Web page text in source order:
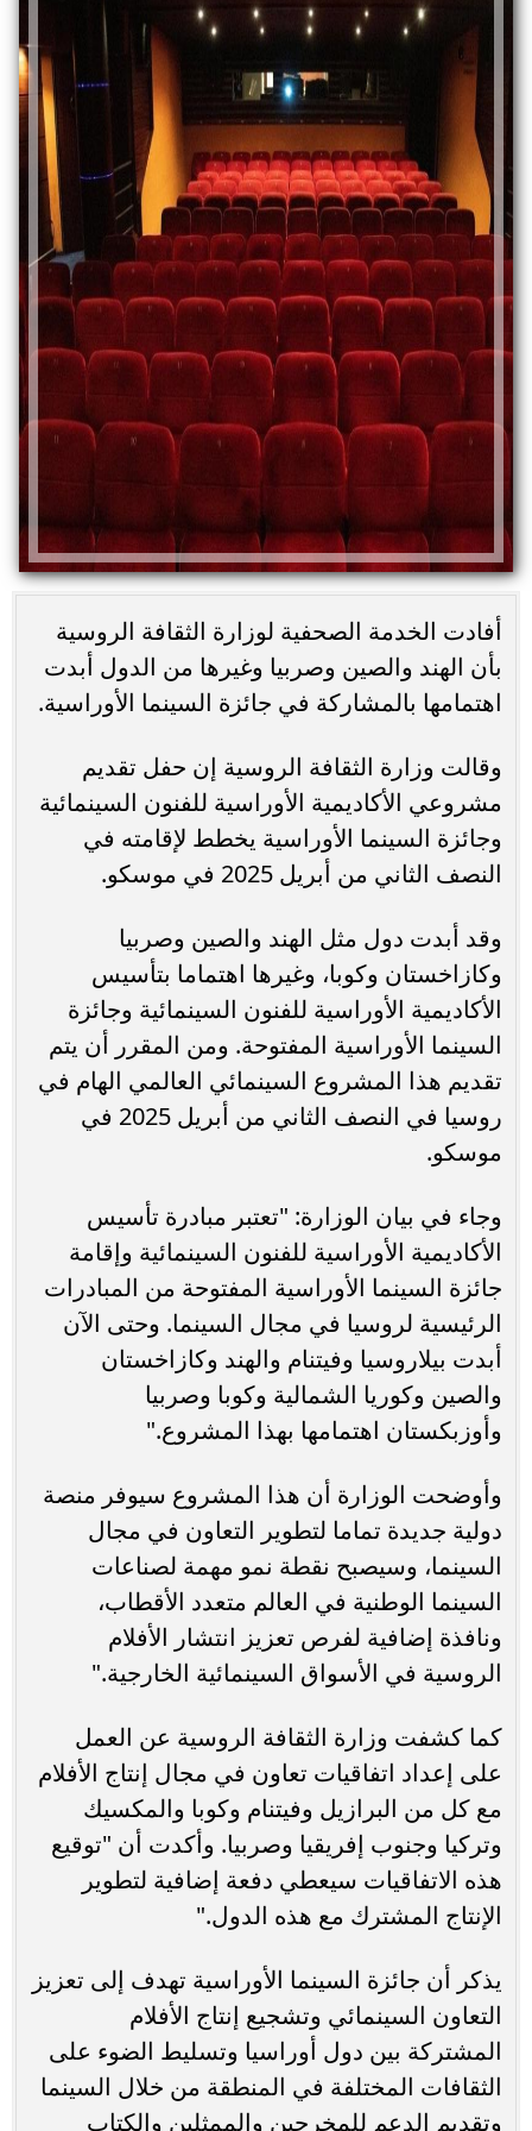
أفادت الخدمة الصحفية لوزارة الثقافة الروسية
بأن الهند والصين وصربيا وغيرها من الدول أبدت
اهتمامها بالمشاركة في جائزة السينما الأوراسية.
وقالت وزارة الثقافة الروسية إن حفل تقديم
مشروعي الأكاديمية الأوراسية للفنون السينمائية
وجائزة السينما الأوراسية يخطط لإقامته في
النصف الثاني من أبريل 2025 في موسكو.
وقد أبدت دول مثل الهند والصين وصربيا
وكازاخستان وكوبا، وغيرها اهتماما بتأسيس
الأكاديمية الأوراسية للفنون السينمائية وجائزة
السينما الأوراسية المفتوحة. ومن المقرر أن يتم
تقديم هذا المشروع السينمائي العالمي الهام في
روسيا في النصف الثاني من أبريل 2025 في
موسكو.
وجاء في بيان الوزارة: "تعتبر مبادرة تأسيس
الأكاديمية الأوراسية للفنون السينمائية وإقامة
جائزة السينما الأوراسية المفتوحة من المبادرات
الرئيسية لروسيا في مجال السينما. وحتى الآن
أبدت بيلاروسيا وفيتنام والهند وكازاخستان
والصين وكوريا الشمالية وكوبا وصربيا
وأوزبكستان اهتمامها بهذا المشروع."
وأوضحت الوزارة أن هذا المشروع سيوفر منصة
دولية جديدة تماما لتطوير التعاون في مجال
السينما، وسيصبح نقطة نمو مهمة لصناعات
السينما الوطنية في العالم متعدد الأقطاب،
ونافذة إضافية لفرص تعزيز انتشار الأفلام
الروسية في الأسواق السينمائية الخارجية."
كما كشفت وزارة الثقافة الروسية عن العمل
على إعداد اتفاقيات تعاون في مجال إنتاج الأفلام
مع كل من البرازيل وفيتنام وكوبا والمكسيك
وتركيا وجنوب إفريقيا وصربيا. وأكدت أن "توقيع
هذه الاتفاقيات سيعطي دفعة إضافية لتطوير
الإنتاج المشترك مع هذه الدول."
يذكر أن جائزة السينما الأوراسية تهدف إلى تعزيز
التعاون السينمائي وتشجيع إنتاج الأفلام
المشتركة بين دول أوراسيا وتسليط الضوء على
الثقافات المختلفة في المنطقة من خلال السينما
وتقديم الدعم للمخرجين والممثلين والكتاب